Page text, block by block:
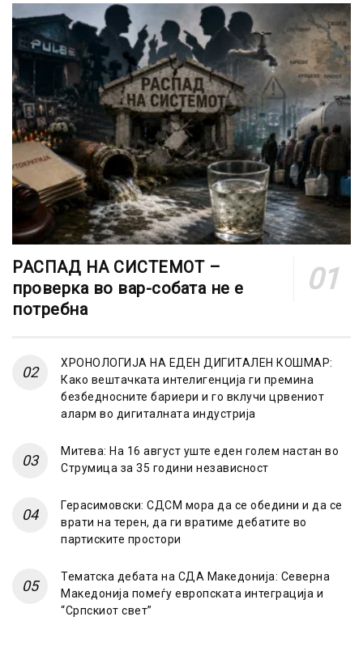
РАСПАД НА СИСТЕМОТ –
проверка во вар-собата не е
потребна
ХРОНОЛОГИЈА НА ЕДЕН ДИГИТАЛЕН КОШМАР:
Како вештачката интелигенција ги премина
безбедносните бариери и го вклучи црвениот
аларм во дигиталната индустрија
Митева: На 16 август уште еден голем настан во
Струмица за 35 години независност
Герасимовски: СДСМ мора да се обедини и да се
врати на терен, да ги вратиме дебатите во
партиските простори
Тематска дебата на СДА Македонија: Северна
Македонија помеѓу европската интеграција и
“Српскиот свет”